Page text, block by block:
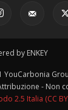
by ENKEY
YouCarbonia
- Non
2.5 Italia (CC